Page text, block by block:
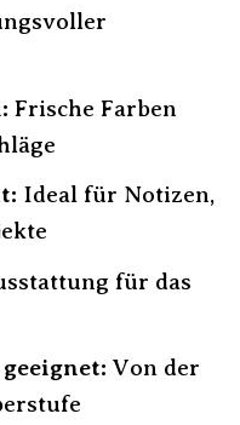
Frische Farben
Ideal für Notizen,
für das
Von der